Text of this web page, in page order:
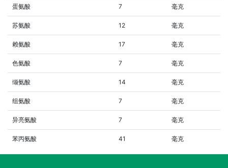
蛋氨酸 7 毫克
苏氨酸 12 毫克
赖氨酸 17 毫克
色氨酸 7 毫克
缬氨酸 14 毫克
组氨酸 7 毫克
异亮氨酸 7 毫克
苯丙氨酸 41 毫克